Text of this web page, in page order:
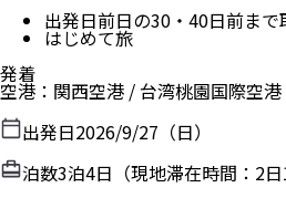
出発日前日の30・40日前まで
はじめて旅
発着
空港 ： 関西空港 /台湾桃園国際空港
出発日2026/9/27（日）
泊数3泊4日（現地滞在時間： 2